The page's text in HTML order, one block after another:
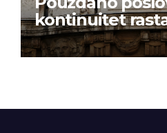
kontinuitet